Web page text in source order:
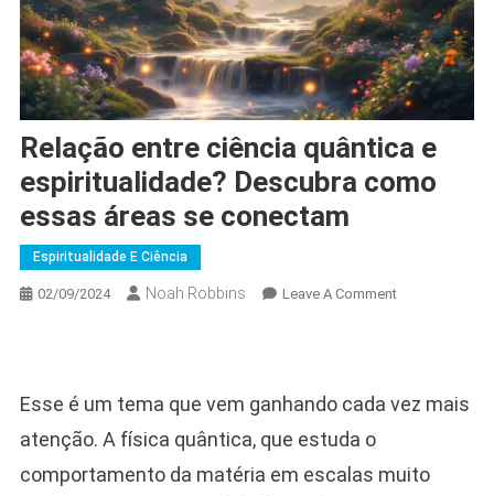
Relação entre ciência quântica e
espiritualidade? Descubra como
essas áreas se conectam
Espiritualidade E Ciência
02/09/2024 Noah Robbins Leave A CommentOn
Descubra
Esse é um tema que vem ganhando cada vez mais
atenção. A física quântica, que estuda o
comportamento da matéria em escalas muito